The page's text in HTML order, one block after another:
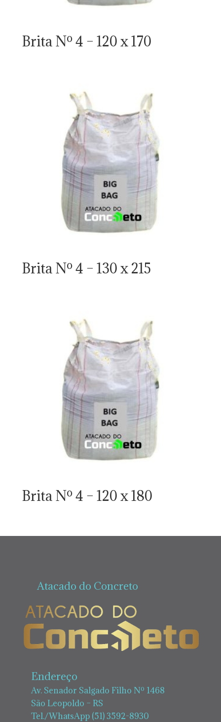
Brita Nº 4 – 120 x 170
Brita Nº 4 – 130 x 215
Brita Nº 4 – 120 x 180
Atacado do Concreto
Endereço
Av. Senador Salgado Filho Nº 1468
São Leopoldo – RS
Tel./WhatsApp (51) 3592-8930